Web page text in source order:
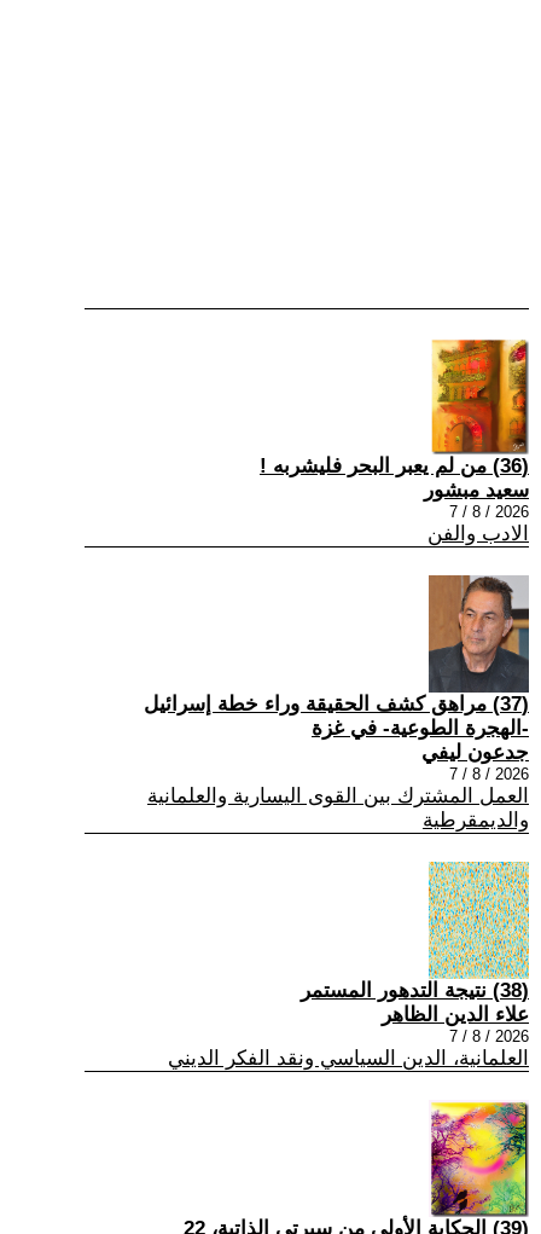
(36) من لم يعبر البحر فليشربه !
سعيد مبشور
2026 / 8 / 7
الادب والفن
(37) مراهق كشف الحقيقة وراء خطة إسرائيل
-الهجرة الطوعية- في غزة
جدعون ليفي
2026 / 8 / 7
العمل المشترك بين القوى اليسارية والعلمانية
والديمقرطية
(38) نتيجة التدهور المستمر
علاء الدين الظاهر
2026 / 8 / 7
العلمانية، الدين السياسي ونقد الفكر الديني
(39) الحكاية الأولى من سيرتي الذاتية، 22